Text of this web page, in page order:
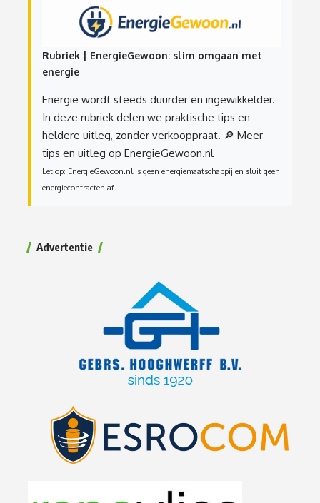
Rubriek | EnergieGewoon: slim omgaan met
energie
Energie wordt steeds duurder en ingewikkelder.
In deze rubriek delen we praktische tips en
heldere uitleg, zonder verkooppraat. 🔎 Meer
tips en uitleg op EnergieGewoon.nl
Let op: EnergieGewoon.nl is geen energiemaatschappij en sluit geen
energiecontracten af.
Advertentie